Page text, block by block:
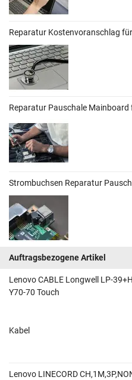
Reparatur Kostenvoranschlag
Reparatur Pauschale Mainboard
Strombuchsen Reparatur
Auftragsbezogene Artikel
Lenovo CABLE Longwell LP-
Y70-70 Touch
Kabel
Lenovo LINECORD